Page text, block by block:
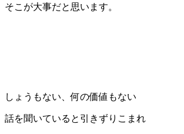
そこが大事だと思います。
しょうもない、何の価値もない
話を聞いていると引きずりこまれ